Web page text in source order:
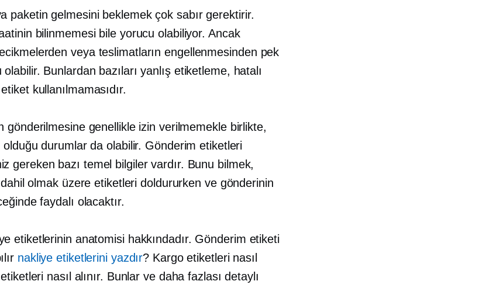
paketin gelmesini beklemek çok sabır gerektirir.
bilinmemesi bile yorucu olabiliyor. Ancak
veya teslimatların engellenmesinden pek
Bunlardan bazıları yanlış etiketleme, hatalı
kullanılmamasıdır.
gönderilmesine genellikle izin verilmemekle birlikte,
olduğu durumlar da olabilir. Gönderim etiketleri
gereken bazı temel bilgiler vardır. Bunu bilmek,
olmak üzere etiketleri doldururken ve gönderinin
faydalı olacaktır.
etiketlerinin anatomisi hakkındadır. Gönderim etiketi
nakliye etiketlerini yazdır? Kargo etiketleri nasıl
nasıl alınır. Bunlar ve daha fazlası detaylı